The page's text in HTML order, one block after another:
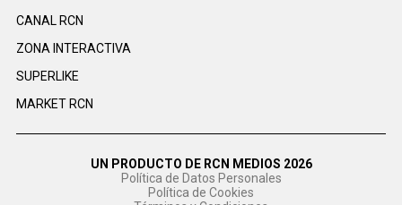
CANAL RCN
ZONA INTERACTIVA
SUPERLIKE
MARKET RCN
UN PRODUCTO DE RCN MEDIOS 2026
Política de Datos Personales
Política de Cookies